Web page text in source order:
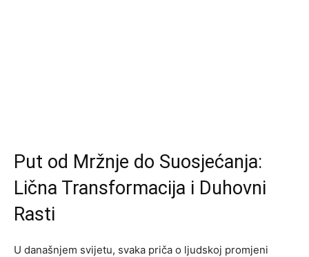
Put od Mržnje do Suosjećanja:
Lična Transformacija i Duhovni
Rasti
U današnjem svijetu, svaka priča o ljudskoj promjeni